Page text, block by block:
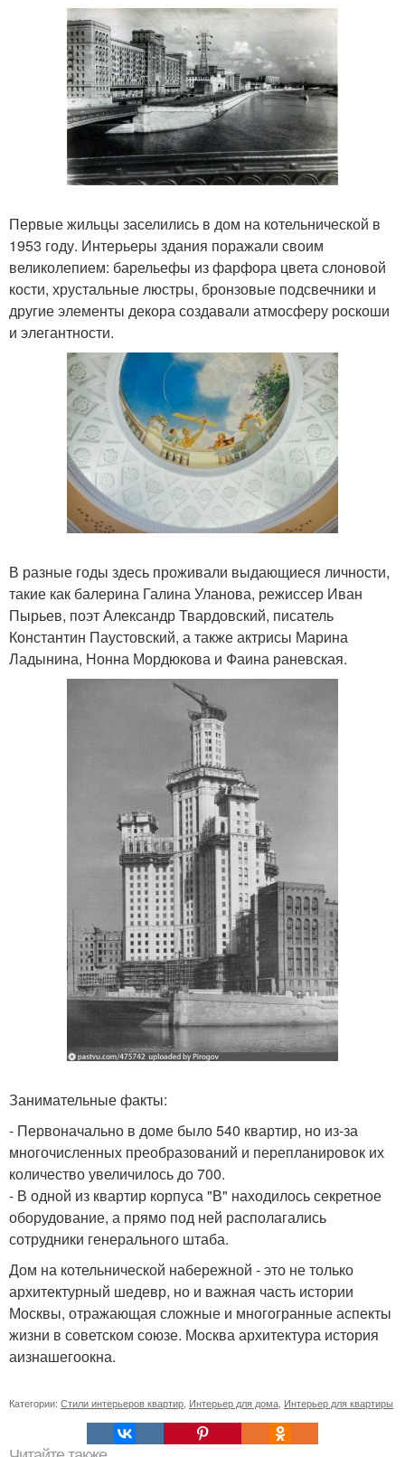
Первые жильцы заселились в дом на котельнической в
1953 году. Интерьеры здания поражали своим
великолепием: барельефы из фарфора цвета слоновой
кости, хрустальные люстры, бронзовые подсвечники и
другие элементы декора создавали атмосферу роскоши
и элегантности.
В разные годы здесь проживали выдающиеся личности,
такие как балерина Галина Уланова, режиссер Иван
Пырьев, поэт Александр Твардовский, писатель
Константин Паустовский, а также актрисы Марина
Ладынина, Нонна Мордюкова и Фаина раневская.
Занимательные факты:
- Первоначально в доме было 540 квартир, но из-за
многочисленных преобразований и перепланировок их
количество увеличилось до 700.
- В одной из квартир корпуса "В" находилось секретное
оборудование, а прямо под ней располагались
сотрудники генерального штаба.
Дом на котельнической набережной - это не только
архитектурный шедевр, но и важная часть истории
Москвы, отражающая сложные и многогранные аспекты
жизни в советском союзе. Москва архитектура история
аизнашегоокна.
Категории: Стили интерьеров квартир Интерьер для дома Интерьер для квартиры